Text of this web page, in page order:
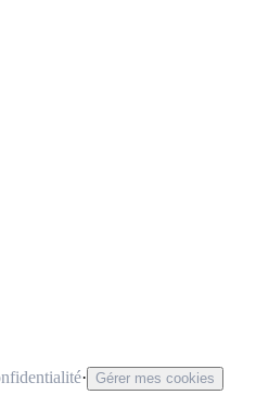
· Gérer mes cookies